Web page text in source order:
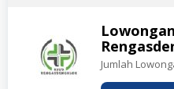
Jumlah